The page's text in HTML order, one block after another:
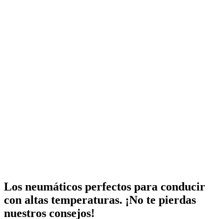
Los neumáticos perfectos para conducir
con altas temperaturas. ¡No te pierdas
nuestros consejos!